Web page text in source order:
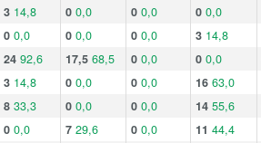
3 14,8 0 0,0 0 0,0 0 0,0
0 0,0 0 0,0 0 0,0 3 14,8
24 92,6 17,5 68,5 0 0,0 0 0,0
3 14,8 0 0,0 0 0,0 16 63,0
8 33,3 0 0,0 0 0,0 14 55,6
0 0,0 7 29,6 0 0,0 11 44,4